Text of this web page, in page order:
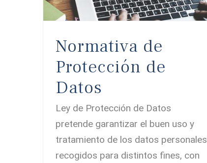
Normativa de
Protección de
Datos
Ley de Protección de Datos
pretende garantizar el buen uso y
tratamiento de los datos personales
recogidos para distintos fines, con